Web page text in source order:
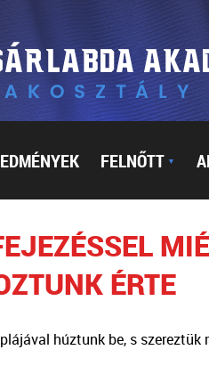
FELNŐTT ▼
ÉRTE
húztunk be, s szereztük